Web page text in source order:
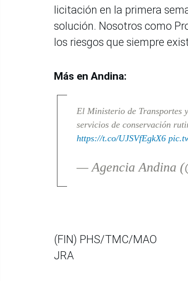
licitación en la primera
solución. Nosotros como
los riesgos que siempre
Más en Andina:
El Ministerio de Transportes
servicios de conservación
https://t.co/UJSVfEgkX6
— Agencia Andina
(FIN) PHS/TMC/MAO
JRA